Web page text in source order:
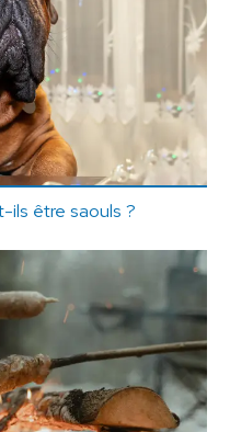
ils être saouls ?